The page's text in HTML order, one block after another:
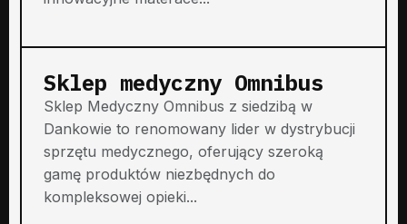
Sklep medyczny Omnibus
Sklep Medyczny Omnibus z siedzibą w
Dankowie to renomowany lider w dystrybucji
sprzętu medycznego, oferujący szeroką
gamę produktów niezbędnych do
kompleksowej opieki...